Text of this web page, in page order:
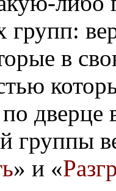
групп:
в
дверце
группы
» и «